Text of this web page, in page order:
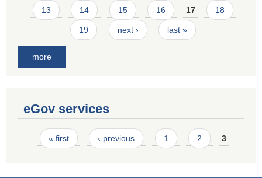
13 14 15 16 17 18
19 next › last »
more
eGov services
Pages
« first ‹ previous 1 2 3